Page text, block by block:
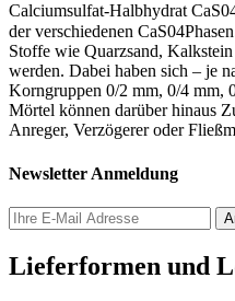
Calciumsulfat-Halbhydrat
der verschiedenen
Stoffe wie Quarzsand,
werden. Dabei haben sich – je
Korngruppen 0/2 mm, 0/4 mm,
Mörtel können darüber hinaus
Anreger, Verzögerer oder
Newsletter Anmeldung
Lieferformen und